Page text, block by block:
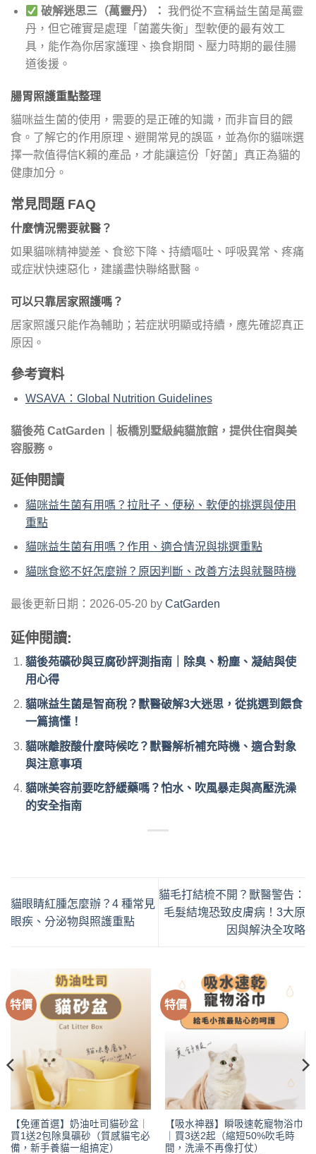
破解迷思三（萬靈丹）： 我們從不宣稱益生菌是萬靈
丹，但它確實是處理「菌叢失衡」型軟便的最有效工
具，能作為你居家護理、換食期間、壓力時期的最佳腸
道後援。
腸胃照護重點整理
貓咪益生菌的使用，需要的是正確的知識，而非盲目的餵
食。了解它的作用原理、避開常見的誤區，並為你的貓咪選
擇一款值得信K賴的產品，才能讓這份「好菌」真正為貓的
健康加分。
常見問題 FAQ
什麼情況需要就醫？
如果貓咪精神變差、食慾下降、持續嘔吐、呼吸異常、疼痛
或症狀快速惡化，建議盡快聯絡獸醫。
可以只靠居家照護嗎？
居家照護只能作為輔助；若症狀明顯或持續，應先確認真正
原因。
參考資料
WSAVA：Global Nutrition Guidelines
貓後苑 CatGarden｜板橋別墅級純貓旅館，提供住宿與美
容服務。
延伸閱讀
貓咪益生菌有用嗎？拉肚子、便秘、軟便的挑選與使用
重點
貓咪益生菌有用嗎？作用、適合情況與挑選重點
貓咪食慾不好怎麼辦？原因判斷、改善方法與就醫時機
最後更新日期：2026-05-20 by CatGarden
延伸閱讀:
貓後苑礦砂與豆腐砂評測指南｜除臭、粉塵、凝結與使
用心得
貓咪益生菌是智商稅？獸醫破解3大迷思，從挑選到餵食
一篇搞懂！
貓咪離胺酸什麼時候吃？獸醫解析補充時機、適合對象
與注意事項
貓咪美容前要吃舒緩藥嗎？怕水、吹風暴走與高壓洗澡
的安全指南
貓眼睛紅腫怎麼辦？4 種常見
眼疾、分泌物與照護重點
貓毛打結梳不開？獸醫警告：
毛髮結塊恐致皮膚病！3大原
因與解決全攻略
特價
【免運首選】奶油吐司貓砂盆｜
買1送2包除臭礦砂（質感貓宅必
備，新手養貓一組搞定）
特價
【吸水神器】瞬吸速乾寵物浴巾
｜買3送2起（縮短50%吹毛時
間，洗澡不再像打仗）